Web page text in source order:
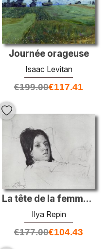
Journée orageuse
Isaac Levitan
€199.00€117.41
La tête de la femme (V.A. Repina allongée dans son lit)
Ilya Repin
€177.00€104.43